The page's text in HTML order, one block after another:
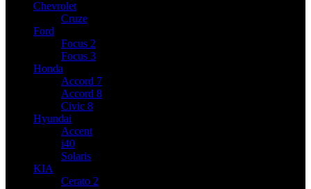
Chevrolet
Cruze
Ford
Focus 2
Focus 3
Honda
Accord 7
Accord 8
Civic 8
Hyundai
Accent
i40
Solaris
KIA
Cerato 2